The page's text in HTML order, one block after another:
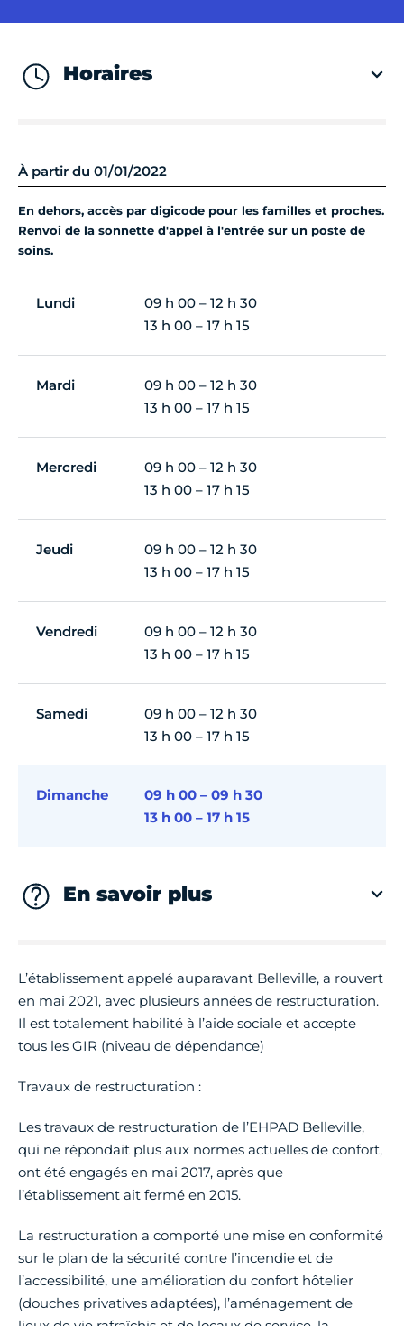
Horaires
À partir du 01/01/2022
En dehors, accès par digicode pour les familles et proches.
Renvoi de la sonnette d'appel à l'entrée sur un poste de
soins.
Lundi
09 h 00 – 12 h 30
13 h 00 – 17 h 15
Mardi
09 h 00 – 12 h 30
13 h 00 – 17 h 15
Mercredi
09 h 00 – 12 h 30
13 h 00 – 17 h 15
Jeudi
09 h 00 – 12 h 30
13 h 00 – 17 h 15
Vendredi
09 h 00 – 12 h 30
13 h 00 – 17 h 15
Samedi
09 h 00 – 12 h 30
13 h 00 – 17 h 15
Dimanche
09 h 00 – 09 h 30
13 h 00 – 17 h 15
En savoir plus
L’établissement appelé auparavant Belleville, a rouvert
en mai 2021, avec plusieurs années de restructuration.
Il est totalement habilité à l’aide sociale et accepte
tous les GIR (niveau de dépendance)
Travaux de restructuration :
Les travaux de restructuration de l’EHPAD Belleville,
qui ne répondait plus aux normes actuelles de confort,
ont été engagés en mai 2017, après que
l’établissement ait fermé en 2015.
La restructuration a comporté une mise en conformité
sur le plan de la sécurité contre l’incendie et de
l’accessibilité, une amélioration du confort hôtelier
(douches privatives adaptées), l’aménagement de